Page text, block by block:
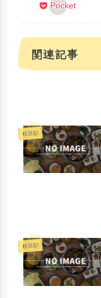
Pocket
関連記事
松阪駅
松阪駅